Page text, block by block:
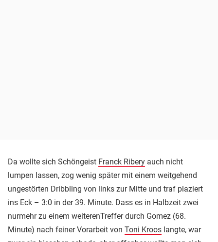
Da wollte sich Schöngeist Franck Ribery auch nicht
lumpen lassen, zog wenig später mit einem weitgehend
ungestörten Dribbling von links zur Mitte und traf plaziert
ins Eck – 3:0 in der 39. Minute. Dass es in Halbzeit zwei
nurmehr zu einem weiterenTreffer durch Gomez (68.
Minute) nach feiner Vorarbeit von Toni Kroos langte, war